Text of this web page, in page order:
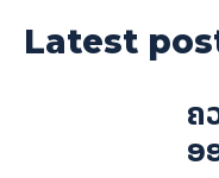
Latest
ຄ
ອ